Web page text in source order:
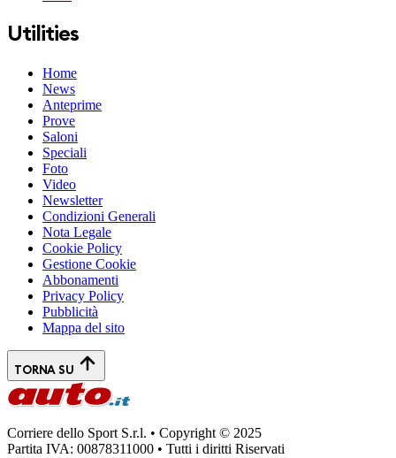
Utilities
Home
News
Anteprime
Prove
Saloni
Speciali
Foto
Video
Newsletter
Condizioni Generali
Nota Legale
Cookie Policy
Gestione Cookie
Abbonamenti
Privacy Policy
Pubblicità
Mappa del sito
TORNA SU
Corriere dello Sport S.r.l. • Copyright © 2025
Partita IVA: 00878311000 • Tutti i diritti Riservati